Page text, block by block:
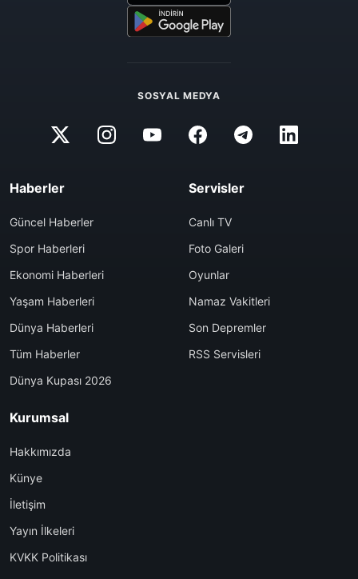
SOSYAL MEDYA
Haberler
Güncel Haberler
Spor Haberleri
Ekonomi Haberleri
Yaşam Haberleri
Dünya Haberleri
Tüm Haberler
Dünya Kupası 2026
Servisler
Canlı TV
Foto Galeri
Oyunlar
Namaz Vakitleri
Son Depremler
RSS Servisleri
Kurumsal
Hakkımızda
Künye
İletişim
Yayın İlkeleri
KVKK Politikası